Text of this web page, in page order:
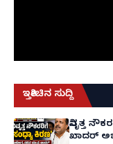
ಇತ್ತೀಚಿನ ಸುದ್ದಿ
ನಿವೃತ್ತ
ಖಾದರ್